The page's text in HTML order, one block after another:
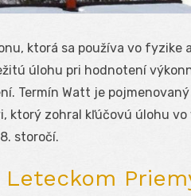
ktorá sa používa vo fyzike
úlohu pri hodnotení
Termín Watt je
ktorý zohral kľúčovú úlohu
storočí.